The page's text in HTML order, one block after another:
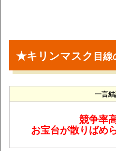
★キリンマスク 目線
一言
競争率
お宝台が散りばめ